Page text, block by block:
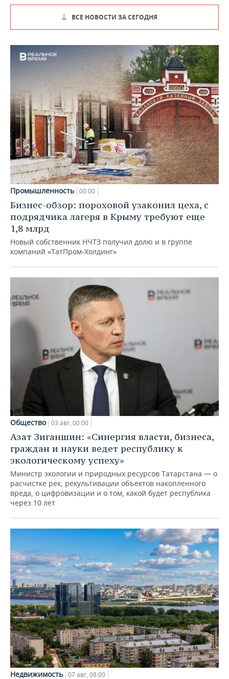
ВСЕ НОВОСТИ ЗА СЕГОДНЯ
Промышленность 00:00
Бизнес-обзор: пороховой узаконил цеха, с
подрядчика лагеря в Крыму требуют еще
1,8 млрд
Новый собственник НЧТЗ получил долю и в группе
компаний «ТатПром-Холдинг»
Общество 03 авг, 00:00
Азат Зиганшин: «Синергия власти, бизнеса,
граждан и науки ведет республику к
экологическому успеху»
Министр экологии и природных ресурсов Татарстана — о
расчистке рек, рекультивации объектов накопленного
вреда, о цифровизации и о том, какой будет республика
через 10 лет
Недвижимость 07 авг, 08:00